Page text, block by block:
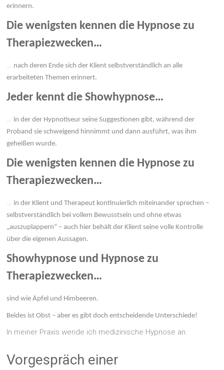
erinnern.
Die wenigsten kennen die Hypnose zu
Therapiezwecken…
nach deren Ende sich der Klient selbstverständlich an alle
erarbeiteten Themen erinnert.
Jeder kennt die Showhypnose…
in der der Hypnotiseur seine Suggestionen gibt, während der
Proband sie schweigend hinnimmt und dann ausführt, was ihm
geheißen wurde.
Die wenigsten kennen die Hypnose zu
Therapiezwecken…
in der Klient und Therapeut kontinuierlich miteinander sprechen –
selbstverständlich bei vollem Bewusstsein und ohne etwas
„auszuplappern“ – auch hier behält der Klient seine volle Kontrolle
über die eigenen Aussagen.
Showhypnose und Hypnose zu
Therapiezwecken…
sind wie Äpfel und Himbeeren.
Beides ist Obst – aber es gibt doch entscheidende Unterschiede!
In meiner Praxis wende ich medizinische Hypnose an:
Vorgespräch einer